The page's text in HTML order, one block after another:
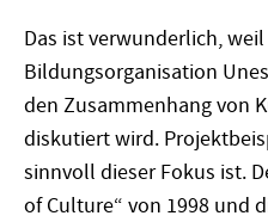
Das ist verwunderlich,
Bildungsorganisation
den Zusammenhang von
diskutiert wird.
sinnvoll dieser Fokus ist.
of Culture“ von 1998 und